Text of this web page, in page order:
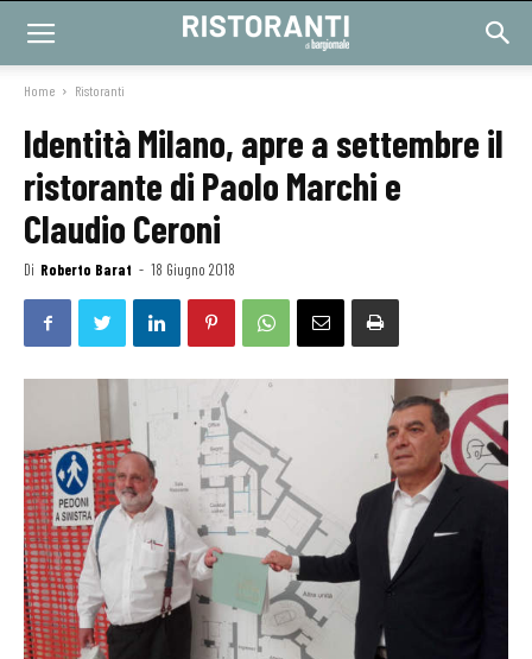
Home Ristoranti
Identità Milano, apre a settembre il
ristorante di Paolo Marchi e
Claudio Ceroni
Di Roberto Barat - 18 Giugno 2018